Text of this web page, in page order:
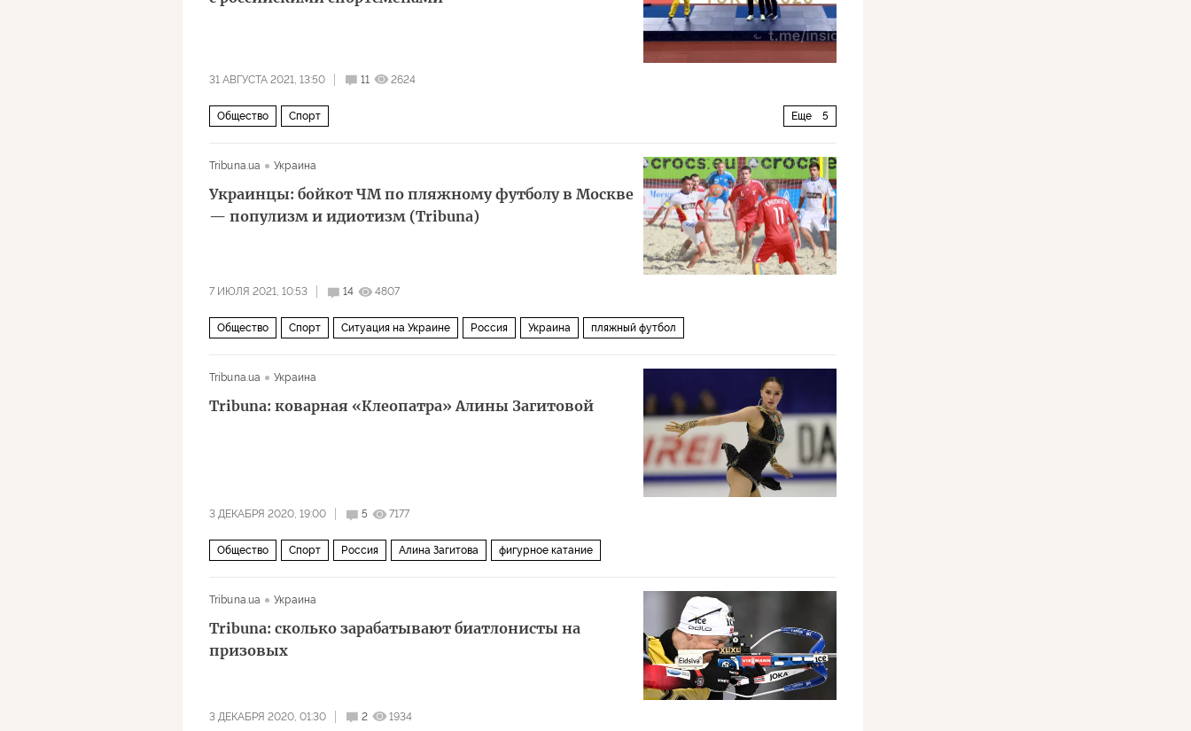
31 АВГУСТА 2021, 13:50 11 2624
Еще 5
Общество Спорт
Паралимпиада
Tribuna.ua Украина
Украинцы: бойкот ЧМ по пляжному футболу в Москве
— популизм и идиотизм (Tribuna)
7 ИЮЛЯ 2021, 10:53 14 4807
Общество Спорт Ситуация на Украине Россия Украина пляжный футбол
Tribuna.ua Украина
Tribuna: коварная «Клеопатра» Алины Загитовой
3 ДЕКАБРЯ 2020, 19:00 5 7177
Общество Спорт Россия Алина Загитова фигурное катание
Tribuna.ua Украина
Tribuna: сколько зарабатывают биатлонисты на
призовых
3 ДЕКАБРЯ 2020, 01:30 2 1934